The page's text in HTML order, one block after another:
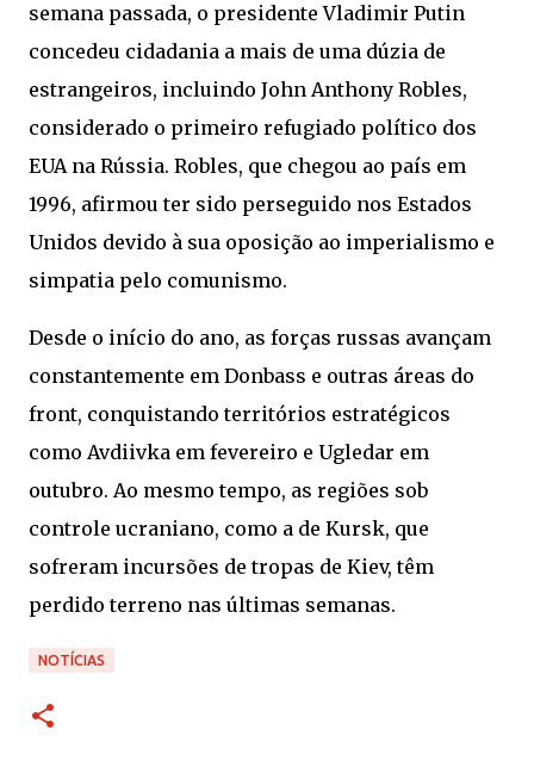
semana passada, o presidente Vladimir Putin
concedeu cidadania a mais de uma dúzia de
estrangeiros, incluindo John Anthony Robles,
considerado o primeiro refugiado político dos
EUA na Rússia. Robles, que chegou ao país em
1996, afirmou ter sido perseguido nos Estados
Unidos devido à sua oposição ao imperialismo e
simpatia pelo comunismo.
Desde o início do ano, as forças russas avançam
constantemente em Donbass e outras áreas do
front, conquistando territórios estratégicos
como Avdiivka em fevereiro e Ugledar em
outubro. Ao mesmo tempo, as regiões sob
controle ucraniano, como a de Kursk, que
sofreram incursões de tropas de Kiev, têm
perdido terreno nas últimas semanas.
NOTÍCIAS